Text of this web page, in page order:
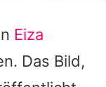
Eiza
Das Bild,